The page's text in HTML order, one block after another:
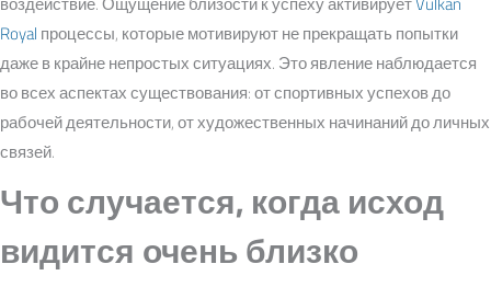
Royalпроцессы, которые мотивируют не прекращать попытки
даже в крайне непростых ситуациях. Это явление наблюдается
во всех аспектах существования: от спортивных успехов до
рабочей деятельности, от художественных начинаний до личных
связей.
Что случается, когда исход
видится очень близко